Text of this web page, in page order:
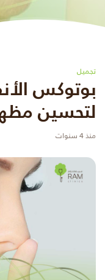
تجميل
بوتوكس
لتحسين
منذ 4 سنوات